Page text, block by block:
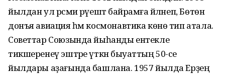
йылдан ул рәсми рәүештә байрамға әйләнеп, Бөтөн
донъя авиация һәм космонавтика көнө тип атала.
Советтар Союзында йыһанды ентекле
тикшеренеү эштәре үткән быуаттың 50-се
йылдары аҙағында башлана. 1957 йылда Ерҙең